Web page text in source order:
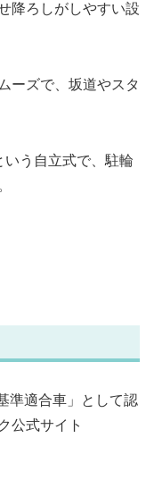
降ろしがしやすい設
ーズで、坂道やスタ
いう自立式で、駐輪
準適合車」として認
公式サイト